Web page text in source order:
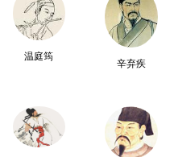
温庭筠
辛弃疾